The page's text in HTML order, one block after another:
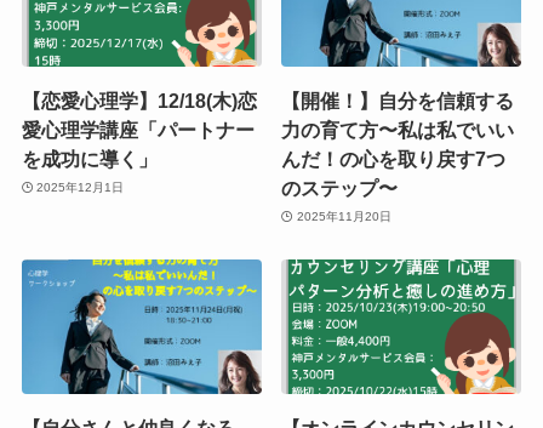
【恋愛心理学】12/18(木)恋
愛心理学講座「パートナー
を成功に導く」
2025年12月1日
【開催！】自分を信頼する
力の育て方〜私は私でいい
んだ！の心を取り戻す7つ
のステップ〜
2025年11月20日